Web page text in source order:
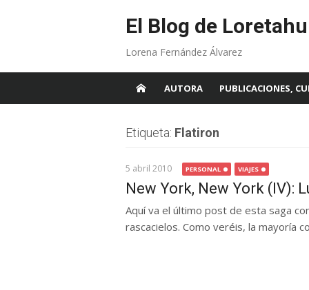
El Blog de
Lorena Fernández Álvarez
AUTORA PUBLICACIONES,
Etiqueta: Flatiron
5 abril 2010 PERSONAL VIAJES
New York, New York (IV):
Aquí va el último post de esta saga
rascacielos. Como veréis, la mayoría